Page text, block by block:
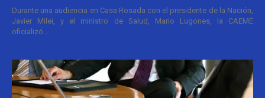
Durante una audiencia en Casa Rosada con el presidente de la Nación,
Javier Milei, y el ministro de Salud, Mario Lugones, la CAEME
oficializó...